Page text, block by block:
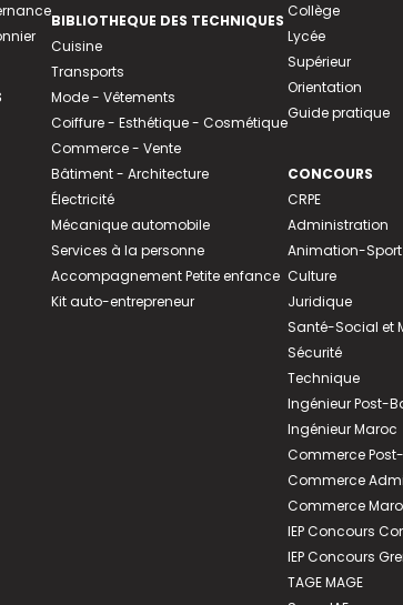
BIBLIOTHEQUE DES TECHNIQUES
Cuisine
Transports
Mode - Vêtements
Coiffure - Esthétique - Cosmétique
Commerce - Vente
Bâtiment - Architecture
Électricité
Mécanique automobile
Services à la personne
Accompagnement Petite enfance
Kit auto-entrepreneur
Collège
Lycée
Supérieur
Orientation
Guide pratique
CONCOURS
CRPE
Administration
Animation-Sport
Culture
Juridique
Santé-Social et
Sécurité
Technique
Ingénieur Post-
Ingénieur Maroc
Commerce
Commerce
Commerce
IEP Concours
IEP Concours
TAGE MAGE